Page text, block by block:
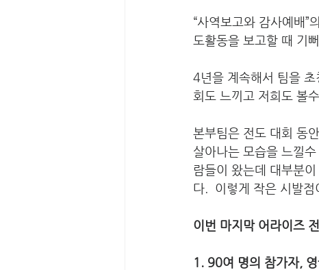
“사역보고와 감사예배”
도활동을 보고할 때 기
4년을 계속해서 팀을 초
회도 느끼고 저희도 볼
본부팀은 전도 대회 동
살아나는 모습을 느낄
람들이 왔는데 대부분
다.  이렇게 작은 시발
이번 마지막 어라이즈
1. 90여 명의 참가자,